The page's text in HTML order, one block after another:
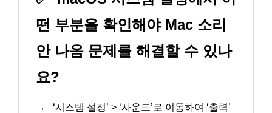
떤 부분을 확인해야 Mac 소리
안 나옴 문제를 해결할 수 있나
요?
→
‘시스템 설정’ > ‘사운드’로 이동하여 ‘출력’